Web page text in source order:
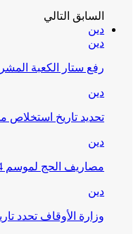
السابق التالي
دين
دين
رفع ستار الكعبة
دين
تحديد تاريخ استخلاص
دين
مصاريف الحج لموسم 1444 هـ
دين
وزارة الأوقاف تحدد